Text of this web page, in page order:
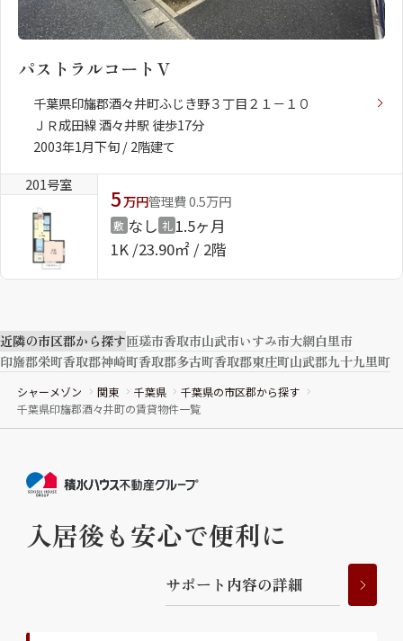
ルームツアー 動画ギャラリー
ShaMaison STYLE
シャーメゾンショップを探す
らくらく内見
シャーメゾンライフサポート
お問い合わせ・よくある質問
シャーメゾンライフ CLUB
らくらくパートナー
らくらくプラチナ
パストラルコートＶ
千葉県印旛郡酒々井町ふじき野３丁目２１－１０
ＪＲ成田線 酒々井駅 徒歩17分
2003年1月下旬 / 2階建て
201号室
5万円管理費 0.5万円
敷 なし 礼 1.5ヶ月
1K 23.90㎡ / 2階
近隣の市区郡から探す匝瑳市香取市山武市いすみ市大網白里市
印旛郡栄町香取郡神崎町香取郡多古町香取郡東庄町山武郡九十九里町
シャーメゾン 関東 千葉県
千葉県の市区郡から探す
千葉県印旛郡酒々井町の賃貸物件一覧
入居後も安心で便利に
サポー ト 内容の詳細